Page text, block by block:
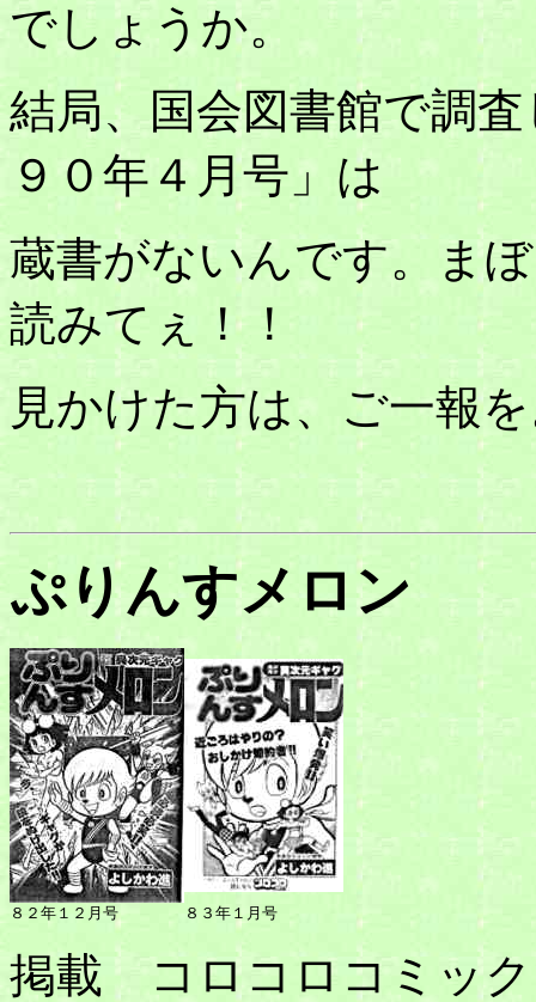
でしょうか。
結局、国会図書館で調
９０年４月号」は
蔵書がないんです。ま
読みてぇ！！
見かけた方は、ご一報
ぷりんすメロン
８２年１２月号 ８３年１月号
掲載 コロコロコミック